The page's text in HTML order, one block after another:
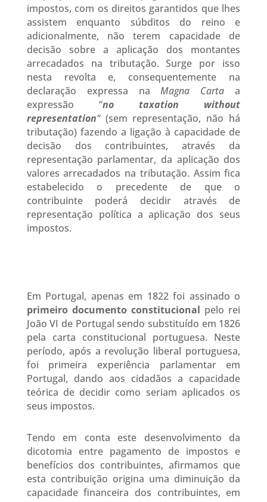
impostos, com os direitos garantidos que lhes
assistem enquanto súbditos do reino e
adicionalmente, não terem capacidade de
decisão sobre a aplicação dos montantes
arrecadados na tributação. Surge por isso
nesta revolta e, consequentemente na
declaração expressa naMagna Carta a
expressão “no taxation without
representation“(sem representação, não há
tributação) fazendo a ligação à capacidade de
decisão dos contribuintes, através da
representação parlamentar, da aplicação dos
valores arrecadados na tributação. Assim fica
estabelecido o precedente de que o
contribuinte poderá decidir através de
representação política a aplicação dos seus
impostos.
Em Portugal, apenas em 1822 foi assinado o
primeiro documento constitucional pelo rei
João VI de Portugal sendo substituído em 1826
pela carta constitucional portuguesa. Neste
período, após a revolução liberal portuguesa,
foi primeira experiência parlamentar em
Portugal, dando aos cidadãos a capacidade
teórica de decidir como seriam aplicados os
seus impostos.
Tendo em conta este desenvolvimento da
dicotomia entre pagamento de impostos e
benefícios dos contribuintes, afirmamos que
esta contribuição origina uma diminuição da
capacidade financeira dos contribuintes, em